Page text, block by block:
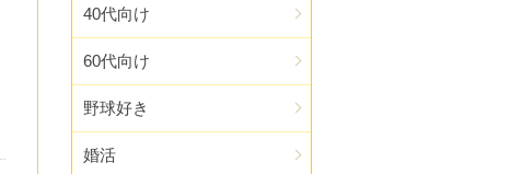
40代向け
60代向け
野球好き
婚活